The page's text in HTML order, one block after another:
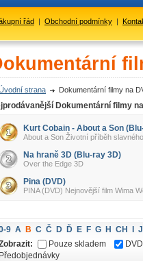
řád | Obchodní podmínky |
strana Dokumentární filmy na
Dokumentární filmy
Kurt Cobain - About a Son
About a Son Životní příběh
Na hraně 3D (Blu-ray 3D)
Over the Edge 3D
Pina (DVD)
PINA (DVD) Nejnovější film Wima
9 A B C Č D Ď E F G H CH
J
Pouze skladem
DVD
Předobjednávky